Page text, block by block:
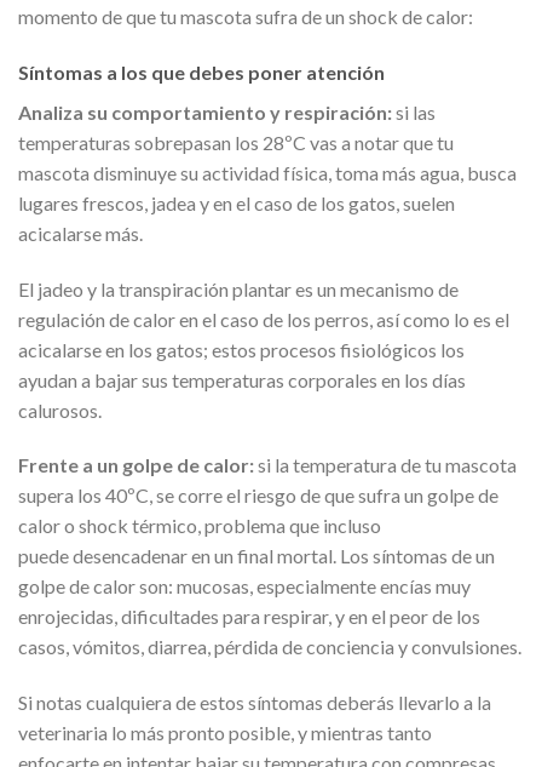
momento de que tu mascota sufra de un shock de calor:
Síntomas a los que debes poner atención
Analiza su comportamiento y respiración:si las
temperaturas sobrepasan los 28ºC vas a notar que tu
mascota disminuye su actividad física, toma más agua, busca
lugares frescos, jadea y en el caso de los gatos, suelen
acicalarse más.
El jadeo y la transpiración plantar es un mecanismo de
regulación de calor en el caso de los perros, así como lo es el
acicalarse en los gatos; estos procesos fisiológicos los
ayudan a bajar sus temperaturas corporales en los días
calurosos.
Frente a un golpe de calor:si la temperatura de tu mascota
supera los 40ºC, se corre el riesgo de que sufra un golpe de
calor o shock térmico, problema que incluso
puede desencadenar en un final mortal. Los síntomas de un
golpe de calor son: mucosas, especialmente encías muy
enrojecidas, dificultades para respirar, y en el peor de los
casos, vómitos, diarrea, pérdida de conciencia y convulsiones.
Si notas cualquiera de estos síntomas deberás llevarlo a la
veterinaria lo más pronto posible, y mientras tanto